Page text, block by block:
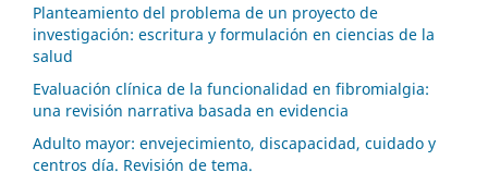
Planteamiento del problema de un proyecto de
investigación: escritura y formulación en ciencias de la
salud
Evaluación clínica de la funcionalidad en fibromialgia:
una revisión narrativa basada en evidencia
Adulto mayor: envejecimiento, discapacidad, cuidado y
centros día. Revisión de tema.